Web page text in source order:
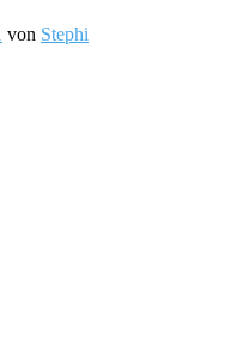
von Stephi